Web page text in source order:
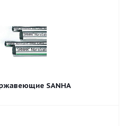
SANHA